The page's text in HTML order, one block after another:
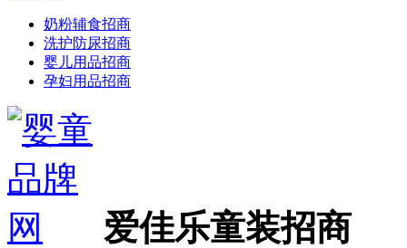
奶粉辅食招商
洗护防尿招商
婴儿用品招商
孕妇用品招商
爱佳乐童装招商